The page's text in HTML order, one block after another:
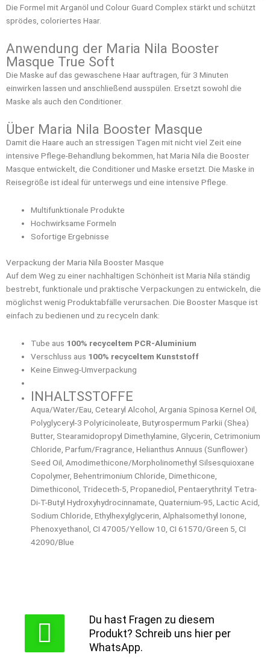
Die Formel mit Arganöl und Colour Guard Complex stärkt und schützt
sprödes, coloriertes Haar.
Anwendung der Maria Nila Booster
Masque True Soft
Die Maske auf das gewaschene Haar auftragen, für 3 Minuten
einwirken lassen und anschließend ausspülen. Ersetzt sowohl die
Maske als auch den Conditioner.
Über Maria Nila Booster Masque
Damit die Haare auch an stressigen Tagen mit nicht viel Zeit eine
intensive Pflege-Behandlung bekommen, hat Maria Nila die Booster
Masque entwickelt, die Conditioner und Maske ersetzt. Die Maske in
Reisegröße ist ideal für unterwegs und eine intensive Pflege.
Multifunktionale Produkte
Hochwirksame Formeln
Sofortige Ergebnisse
Verpackung der Maria Nila Booster Masque
Auf dem Weg zu einer nachhaltigen Schönheit ist Maria Nila ständig
bestrebt, funktionale und praktische Verpackungen zu entwickeln, die
möglichst wenig Produktabfälle verursachen. Die Booster Masque ist
einfach zu bedienen und zu recyceln dank:
Tube aus 100% recyceltem PCR-Aluminium
Verschluss aus 100% recyceltem Kunststoff
Keine Einweg-Umverpackung
INHALTSSTOFFE
Aqua/Water/Eau, Cetearyl Alcohol, Argania Spinosa Kernel Oil,
Polyglyceryl-3 Polyricinoleate, Butyrospermum Parkii (Shea)
Butter, Stearamidopropyl Dimethylamine, Glycerin, Cetrimonium
Chloride, Parfum/Fragrance, Helianthus Annuus (Sunflower)
Seed Oil, Amodimethicone/Morpholinomethyl Silsesquioxane
Copolymer, Behentrimonium Chloride, Dimethicone,
Dimethiconol, Trideceth-5, Propanediol, Pentaerythrityl Tetra-
Di-T-Butyl Hydroxyhydrocinnamate, Quaternium-95, Lactic Acid,
Sodium Chloride, Ethylhexylglycerin, AlphaIsomethyl Ionone,
Phenoxyethanol, CI 47005/Yellow 10, CI 61570/Green 5, CI
42090/Blue
Du hast Fragen zu diesem
Produkt? Schreib uns hier per
WhatsApp.